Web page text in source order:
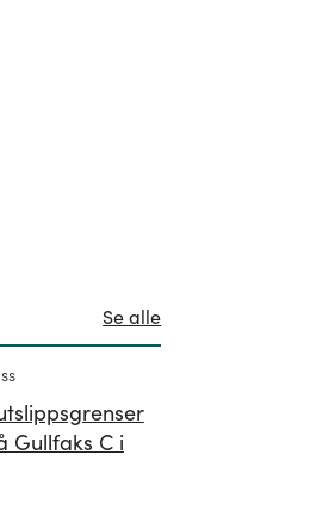
Se alle
Gullfaks C i